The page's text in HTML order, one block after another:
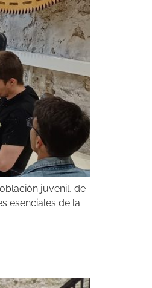
juvenil, de
esenciales de la